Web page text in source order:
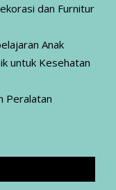
dan Furnitur
Anak
untuk Kesehatan
Peralatan